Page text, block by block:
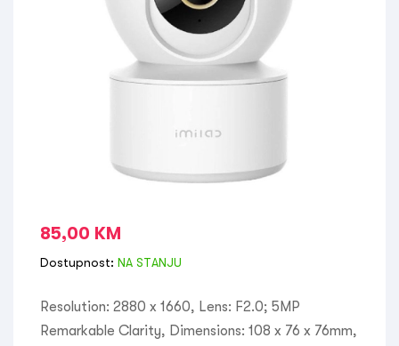
85,00 KM
Dostupnost: NA STANJU
Resolution: 2880 x 1660, Lens: F2.0; 5MP
Remarkable Clarity, Dimensions: 108 x 76 x 76mm,